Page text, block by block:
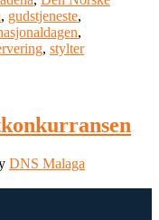
, gudstjeneste,
,
, stylter
DNS Malaga